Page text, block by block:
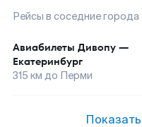
Рейсы в соседние города
Авиабилеты Дивопу —
Екатеринбург
315 км до Перми